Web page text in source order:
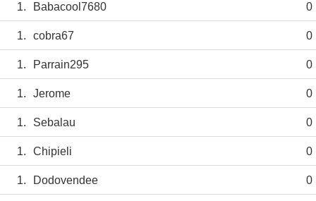
1. Babacool7680 0
1. cobra67 0
1. Parrain295 0
1. Jerome 0
1. Sebalau 0
1. Chipieli 0
1. Dodovendee 0